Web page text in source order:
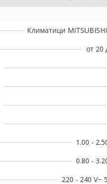
Климатици MITSUBISHI
от 20
1.00 -
0.80 -
220 - 240 V~